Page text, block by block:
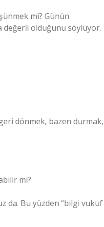
mi? Günün
değerli olduğunu söylüyor.
dönmek, bazen durmak,
mi?
da. Bu yüzden “bilgi vukuf